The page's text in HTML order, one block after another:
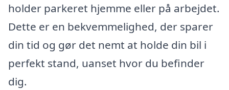
holder parkeret hjemme eller på arbejdet.
Dette er en bekvemmelighed, der sparer
din tid og gør det nemt at holde din bil i
perfekt stand, uanset hvor du befinder
dig.